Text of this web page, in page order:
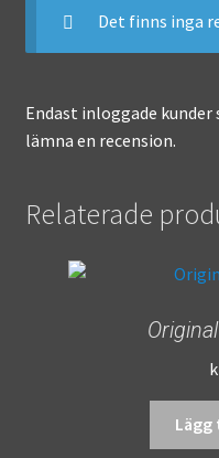
Det finns inga
Endast inloggade
lämna en recension.
Relaterade